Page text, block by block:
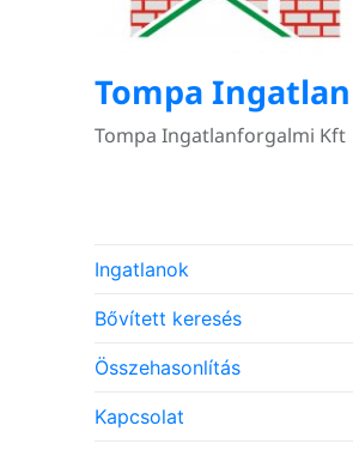
Tompa Ingatlan
Tompa Ingatlanforgalmi Kft
Ingatlanok
Bővített keresés
Összehasonlítás
Kapcsolat